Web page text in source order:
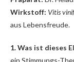
Wirkstoff: Vitis
aus Lebensfreude.
1. Was ist dieses
ein Stimmungs-